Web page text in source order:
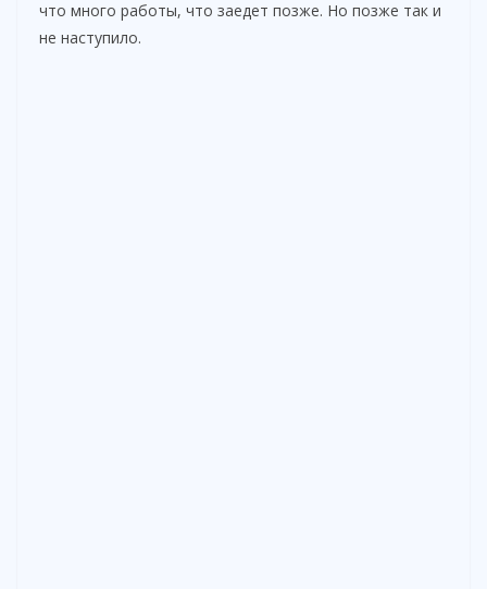
что много работы, что заедет позже. Но позже так и
не наступило.